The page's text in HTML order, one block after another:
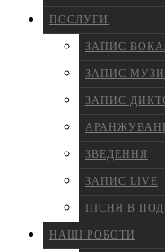
ПОСЛУГИ
ЗАПИС
ЗАПИС
ЗАПИС
ЗВЕДЕННЯ
ЗАПИС LIVE
ПІСНЯ В
НАШІ РОБОТИ